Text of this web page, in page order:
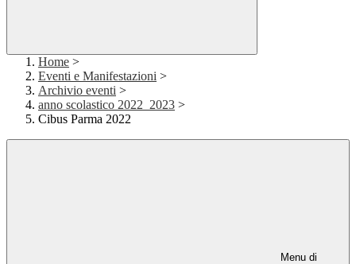
Home >
Eventi e Manifestazioni >
Archivio eventi >
anno scolastico 2022_2023 >
Cibus Parma 2022
Menu di